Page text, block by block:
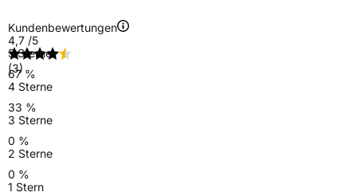
Kundenbewertungen
4,7 /5
(3)
5 Sterne
67 %
4 Sterne
33 %
3 Sterne
0 %
2 Sterne
0 %
1 Stern